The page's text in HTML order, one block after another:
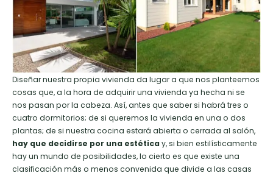
Diseñar nuestra propia vivienda da lugar a que nos planteemos
cosas que, a la hora de adquirir una vivienda ya hecha ni se
nos pasan por la cabeza. Así, antes que saber si habrá tres o
cuatro dormitorios; de si queremos la vivienda en una o dos
plantas; de si nuestra cocina estará abierta o cerrada al salón,
hay que decidirse por una estéticay, si bien estilísticamente
hay un mundo de posibilidades, lo cierto es que existe una
clasificación más o menos convenida que divide a las casas